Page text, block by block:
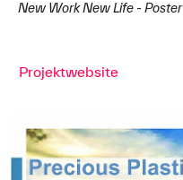
New Work New Life - Poster
Projektwebsite